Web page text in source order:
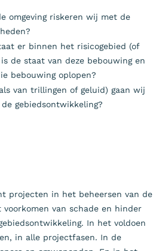
omgeving riskeren wij met de
er binnen het risicogebied (of
de staat van deze bebouwing en
bebouwing oplopen?
van trillingen of geluid) gaan wij
gebiedsontwikkeling?
projecten in het beheersen van de
voorkomen van schade en hinder
In het voldoen
in alle projectfasen. In de